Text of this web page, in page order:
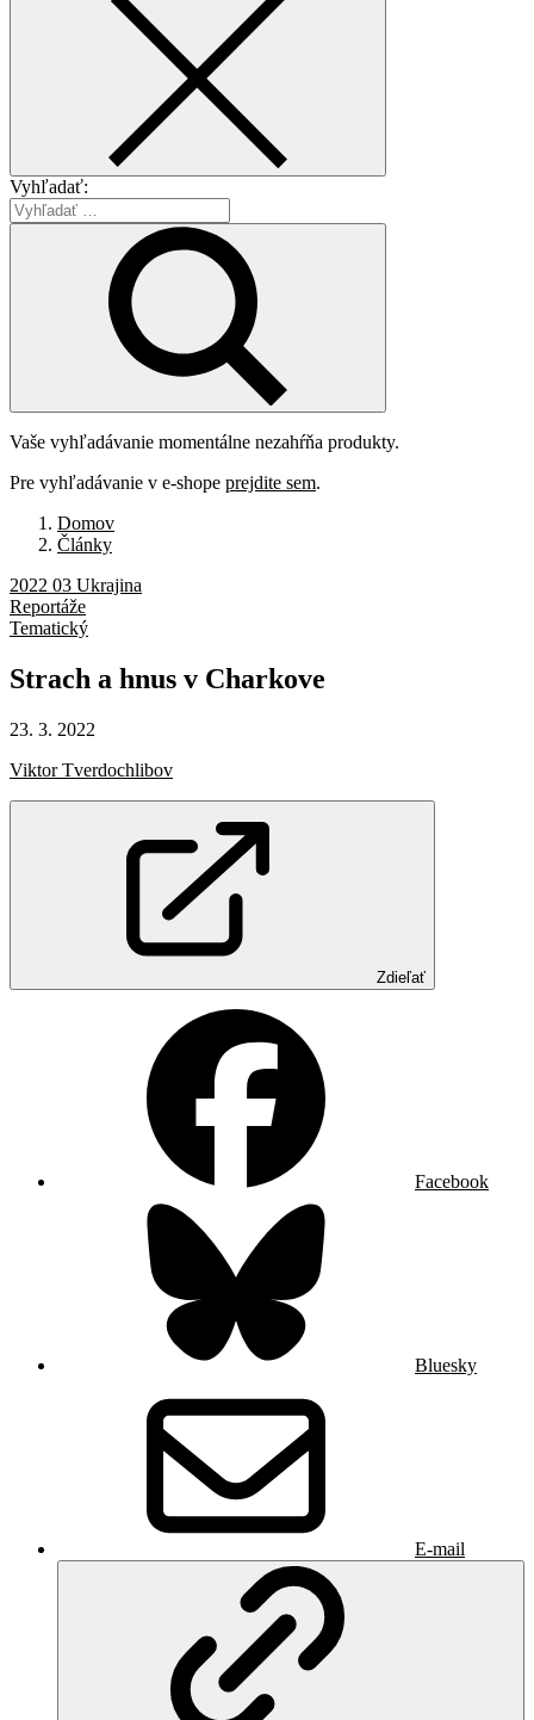
Vyhľadať:
Vaše vyhľadávanie momentálne nezahŕňa produkty.
Pre vyhľadávanie v e-shope prejdite sem.
Domov
Články
2022 03 Ukrajina
Reportáže
Tematický
Strach a hnus v Charkove
23. 3. 2022
Viktor Tverdochlibov
Zdieľať
Facebook
Bluesky
E-mail